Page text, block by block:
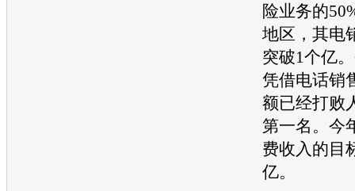
险业务的
地区，其电
突破1个亿
凭借电话销
额已经打败
第一名。今
费收入的目
亿。